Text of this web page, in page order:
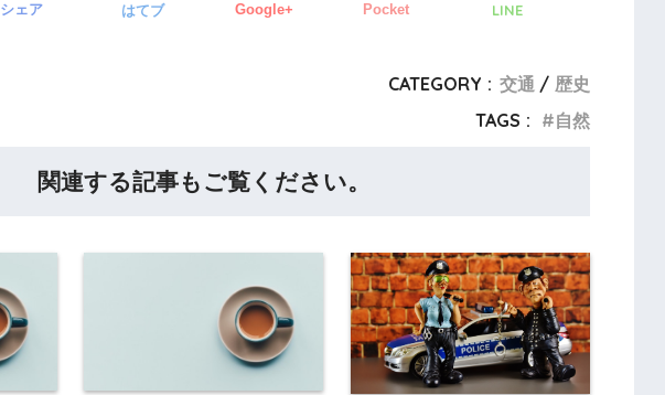
シェア はてブ Google+ Pocket LINE
CATEGORY : 交通
歴史
TAGS :
自然
関連する記事もご覧ください。